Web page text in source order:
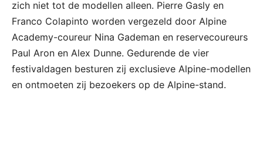
zich niet tot de modellen alleen. Pierre Gasly en
Franco Colapinto worden vergezeld door Alpine
Academy-coureur Nina Gademan en reservecoureurs
Paul Aron en Alex Dunne. Gedurende de vier
festivaldagen besturen zij exclusieve Alpine-modellen
en ontmoeten zij bezoekers op de Alpine-stand.